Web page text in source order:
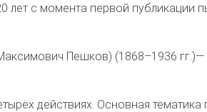
лет с момента первой публикации
Пешков) (1868–1936 гг.)—
действиях. Основная